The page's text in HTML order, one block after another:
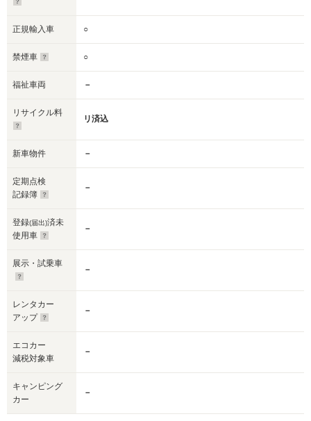
正規輸入車 ○
禁煙車 ○
福祉車両 －
リサイクル料
リ済込
新車物件 －
定期点検
記録簿
－
登録(届出)済未
使用車
－
展示・試乗車
－
レンタカー
アップ
－
エコカー
減税対象車
－
キャンピング
カー
－